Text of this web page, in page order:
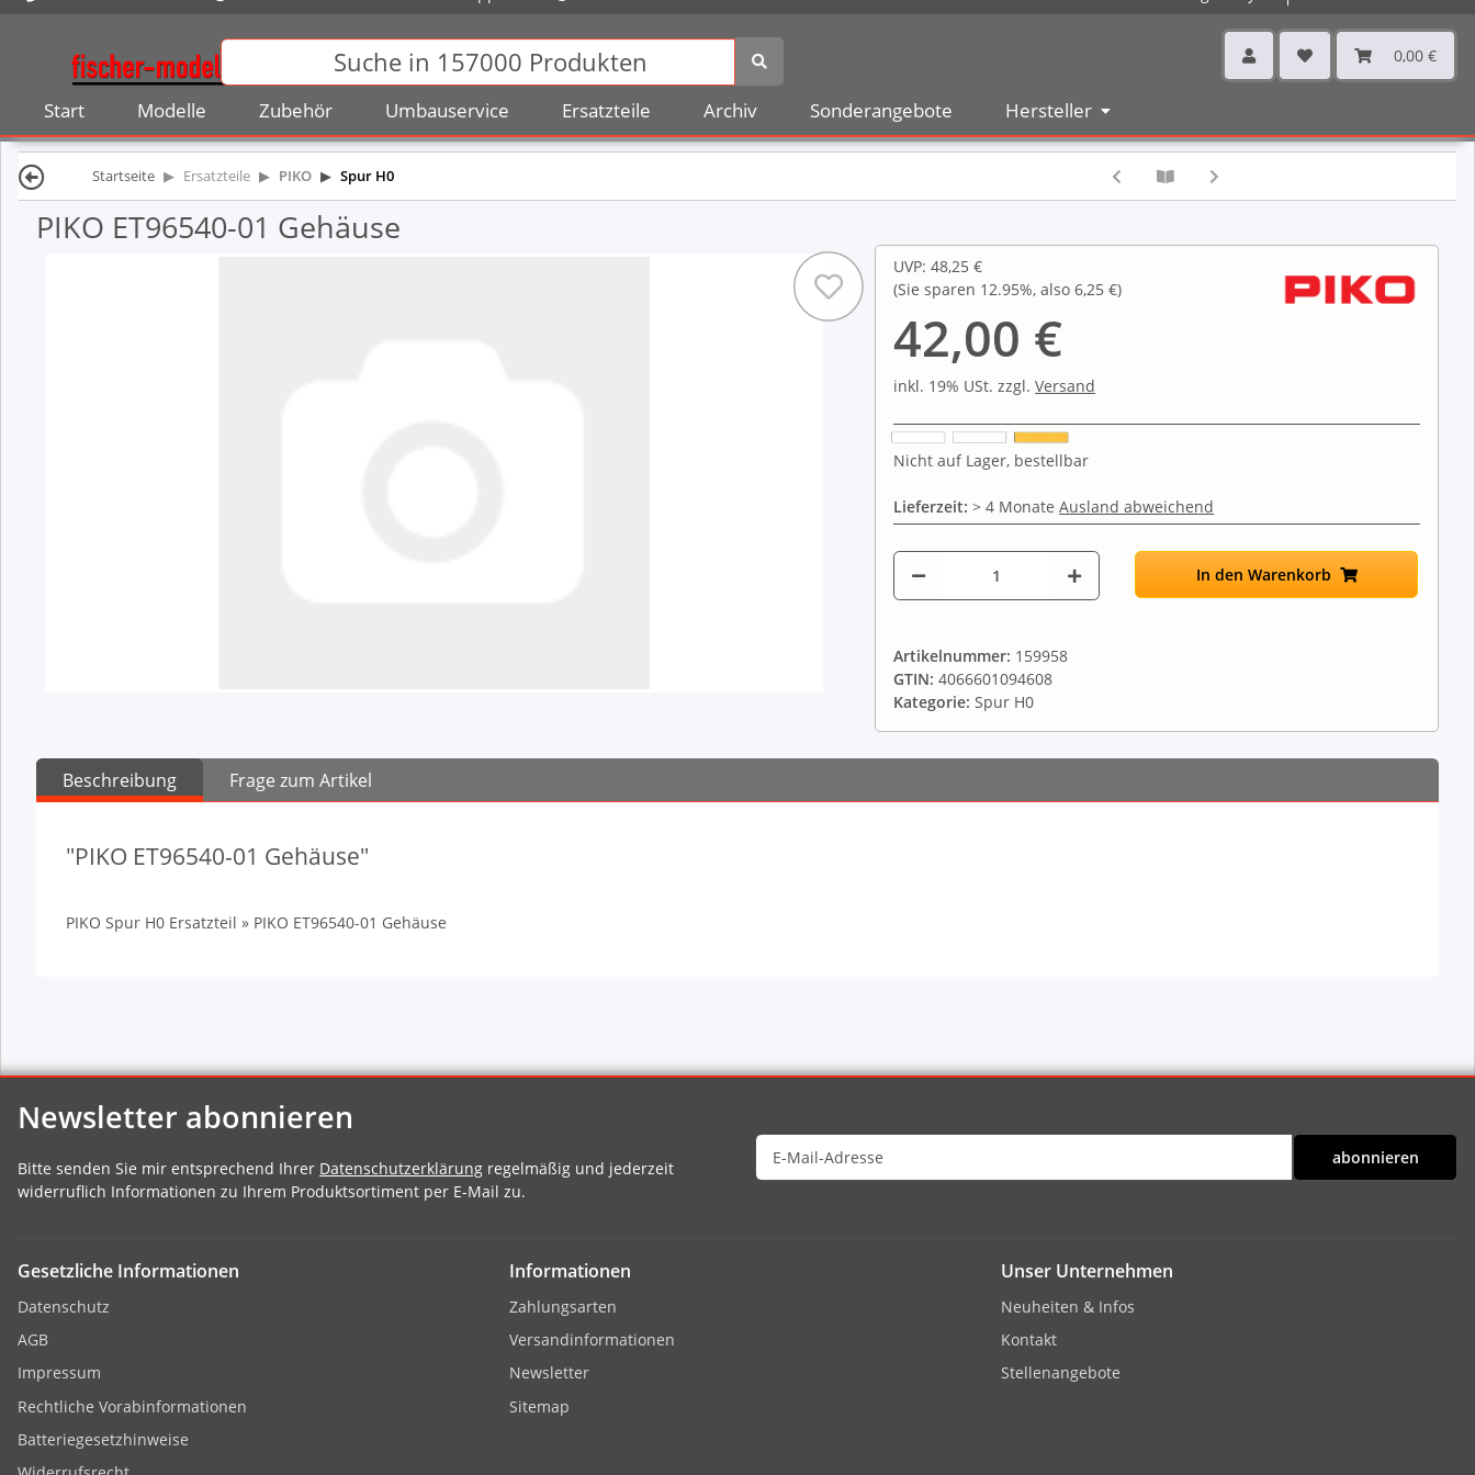
0,00 €
Start Modelle Zubehör Umbauservice Ersatzteile Archiv Sonderangebote Hersteller
Startseite Ersatzteile PIKO Spur H0
PIKO ET96540-01 Gehäuse
UVP:48,25 €
(Sie sparen 12.95%, also6,25 €)
42,00 €
inkl. 19% USt. zzgl.Versand
Nicht auf Lager, bestellbar
Lieferzeit:> 4 MonateAusland abweichend
In den Warenkorb
Artikelnummer: 159958
GTIN: 4066601094608
Kategorie:Spur H0
Beschreibung Frage zum Artikel
"PIKO ET96540-01 Gehäuse"
PIKO Spur H0 Ersatzteil » PIKO ET96540-01 Gehäuse
Newsletter abonnieren
Bitte senden Sie mir entsprechend Ihrer Datenschutzerklärung regelmäßig und jederzeit
widerruflich Informationen zu Ihrem Produktsortiment per E-Mail zu.
abonnieren
Gesetzliche Informationen
Datenschutz
AGB
Impressum
Rechtliche Vorabinformationen
Batteriegesetzhinweise
Informationen
Zahlungsarten
Versandinformationen
Newsletter
Sitemap
Unser Unternehmen
Neuheiten & Infos
Kontakt
Stellenangebote